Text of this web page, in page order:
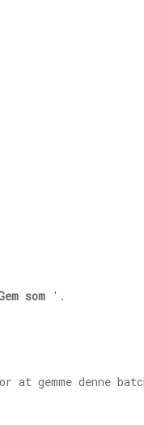
som '.
at gemme denne